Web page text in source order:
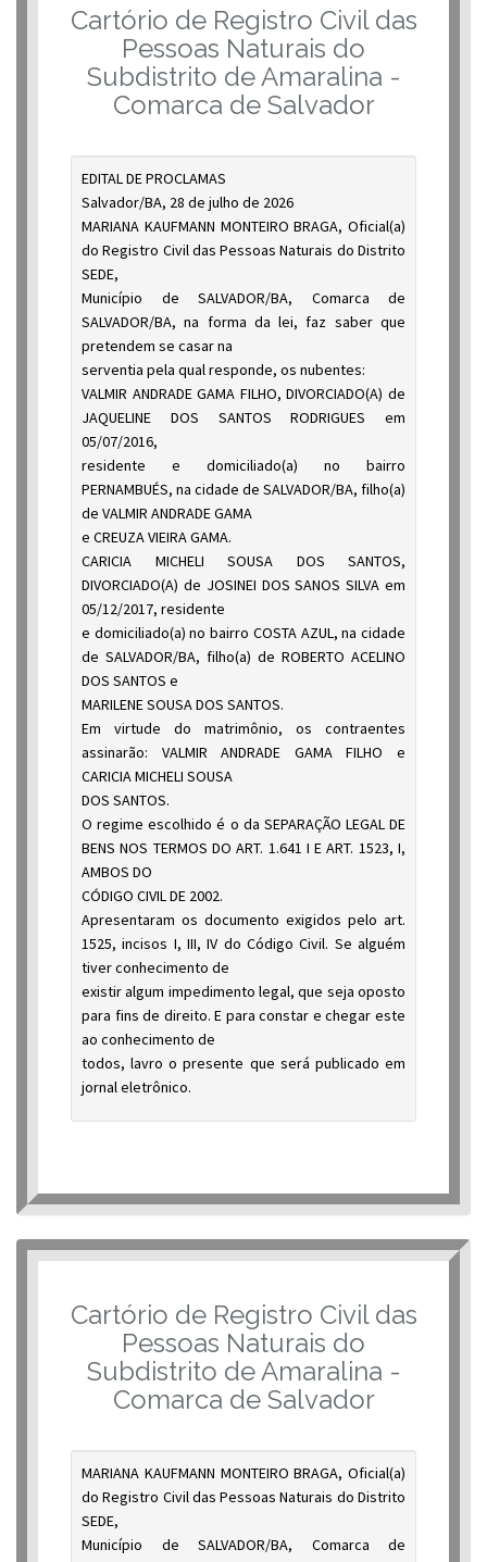
Cartório de Registro Civil das
Pessoas Naturais do
Subdistrito de Amaralina -
Comarca de Salvador
EDITAL DE PROCLAMAS
Salvador/BA, 28 de julho de 2026
MARIANA KAUFMANN MONTEIRO BRAGA, Oficial(a)
do Registro Civil das Pessoas Naturais do Distrito
SEDE,
Município de SALVADOR/BA, Comarca de
SALVADOR/BA, na forma da lei, faz saber que
pretendem se casar na
serventia pela qual responde, os nubentes:
VALMIR ANDRADE GAMA FILHO, DIVORCIADO(A) de
JAQUELINE DOS SANTOS RODRIGUES em
05/07/2016,
residente e domiciliado(a) no bairro
PERNAMBUÉS, na cidade de SALVADOR/BA, filho(a)
de VALMIR ANDRADE GAMA
e CREUZA VIEIRA GAMA.
CARICIA MICHELI SOUSA DOS SANTOS,
DIVORCIADO(A) de JOSINEI DOS SANOS SILVA em
05/12/2017, residente
e domiciliado(a) no bairro COSTA AZUL, na cidade
de SALVADOR/BA, filho(a) de ROBERTO ACELINO
DOS SANTOS e
MARILENE SOUSA DOS SANTOS.
Em virtude do matrimônio, os contraentes
assinarão: VALMIR ANDRADE GAMA FILHO e
CARICIA MICHELI SOUSA
DOS SANTOS.
O regime escolhido é o da SEPARAÇÃO LEGAL DE
BENS NOS TERMOS DO ART. 1.641 I E ART. 1523, I,
AMBOS DO
CÓDIGO CIVIL DE 2002.
Apresentaram os documento exigidos pelo art.
1525, incisos I, III, IV do Código Civil. Se alguém
tiver conhecimento de
existir algum impedimento legal, que seja oposto
para fins de direito. E para constar e chegar este
ao conhecimento de
todos, lavro o presente que será publicado em
jornal eletrônico.
Cartório de Registro Civil das
Pessoas Naturais do
Subdistrito de Amaralina -
Comarca de Salvador
MARIANA KAUFMANN MONTEIRO BRAGA, Oficial(a)
do Registro Civil das Pessoas Naturais do Distrito
SEDE,
Município de SALVADOR/BA, Comarca de